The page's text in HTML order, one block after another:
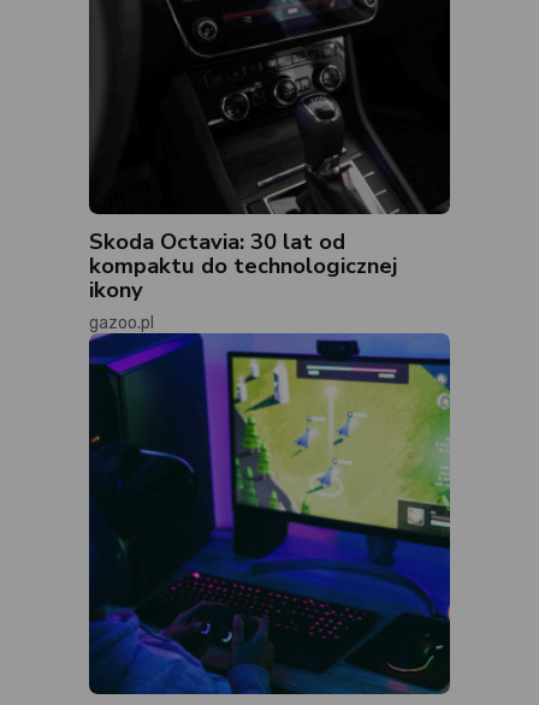
Skoda Octavia: 30 lat od
kompaktu do technologicznej
ikony
gazoo.pl